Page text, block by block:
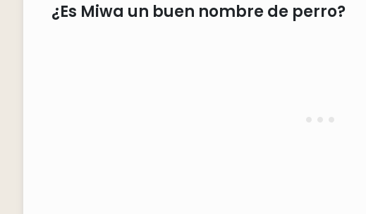
¿Es Miwa un buen nombre de perro?